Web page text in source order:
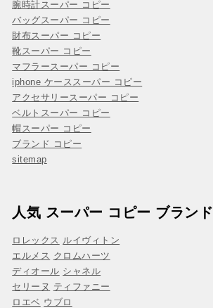
腕時計スーパー コピー
バッグスーパー コピー
財布スーパー コピー
靴スーパー コピー
マフラースーパー コピー
iphone ケーススーパー コピー
アクセサリースーパー コピー
ベルトスーパー コピー
帽スーパー コピー
ブランド コピー
sitemap
人気 スーパー コピー ブランド
ロレックス ルイヴィトン
エルメス クロムハーツ
ディオール シャネル
セリーヌ ティファニー
ロエベ ウブロ